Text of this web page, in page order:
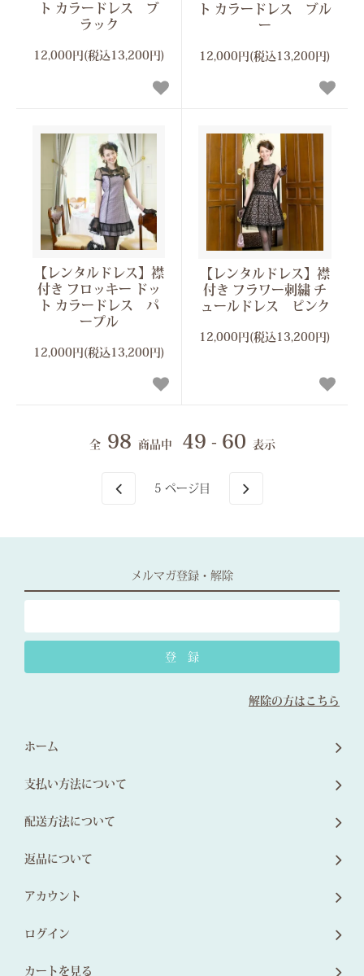
ト カラードレス ブ
ラック
12,000円(税込13,200円)
ト カラードレス ブル
ー
12,000円(税込13,200円)
【レンタルドレス】襟
付き フロッキー ドッ
ト カラードレス パ
ープル
12,000円(税込13,200円)
【レンタルドレス】襟
付き フラワー刺繍 チ
ュールドレス ピンク
12,000円(税込13,200円)
全 98 商品中 49 - 60 表示
5 ページ目
メルマガ登録・解除
解除の方はこちら
ホーム
支払い方法について
配送方法について
返品について
アカウント
ログイン
カートを見る